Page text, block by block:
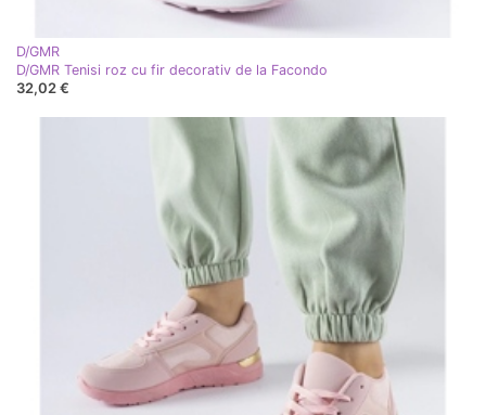
D/GMR
D/GMR Tenisi roz cu fir decorativ de la Facondo
32,02 €